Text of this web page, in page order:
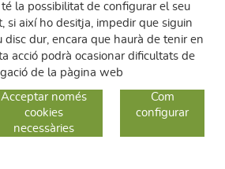
té la possibilitat de configurar el seu
si així ho desitja, impedir que siguin
disc dur, encara que haurà de tenir en
acció podrà ocasionar dificultats de
de la pàgina web
Acceptar només
cookies
necessàries
Com
configurar